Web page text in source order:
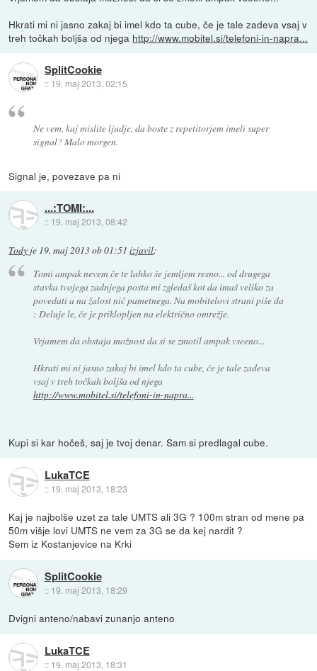
Hkrati mi ni jasno zakaj bi imel kdo ta cube, če je tale zadeva vsaj v
treh točkah boljša od njega http://www.mobitel.si/telefoni-in-napra...
SplitCookie
:: 19. maj 2013, 02:15
Ne vem, kaj mislite ljudje, da boste z repetitorjem imeli super
signal? Malo morgen.
Signal je, povezave pa ni
...:TOMI:...
:: 19. maj 2013, 08:42
Tody je 19. maj 2013 ob 01:51 izjavil:
Tomi ampak nevem če te lahko še jemljem resno... od drugega
stavka tvojega zadnjega posta mi zgledaš kot da imaš veliko za
povedati a na žalost nič pametnega. Na mobitelovi strani piše da
: Deluje le, če je priklopljen na električno omrežje.
Vrjamem da obstaja možnost da si se zmotil ampak vseeno...
Hkrati mi ni jasno zakaj bi imel kdo ta cube, če je tale zadeva
vsaj v treh točkah boljša od njega
http://www.mobitel.si/telefoni-in-napra...
Kupi si kar hočeš, saj je tvoj denar. Sam si predlagal cube.
LukaTCE
:: 19. maj 2013, 18:23
Kaj je najbolše uzet za tale UMTS ali 3G ? 100m stran od mene pa
50m višje lovi UMTS ne vem za 3G se da kej nardit ?
Sem iz Kostanjevice na Krki
SplitCookie
:: 19. maj 2013, 18:29
Dvigni anteno/nabavi zunanjo anteno
LukaTCE
:: 19. maj 2013, 18:31